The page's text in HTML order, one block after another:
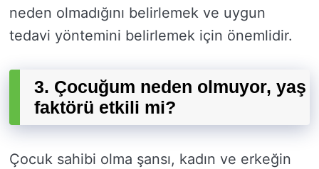
neden olmadığını belirlemek ve uygun
tedavi yöntemini belirlemek için önemlidir.
3. Çocuğum neden olmuyor, yaş
faktörü etkili mi?
Çocuk sahibi olma şansı, kadın ve erkeğin